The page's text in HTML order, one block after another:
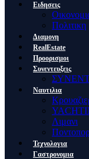
Ειδησεις
Πολιτικη
Διαμονη
RealEstate
Προορισμοι
Συνεντευξεις
Ναυτιλια
Λιμανι
Τεχνολογια
Γαστρονομια